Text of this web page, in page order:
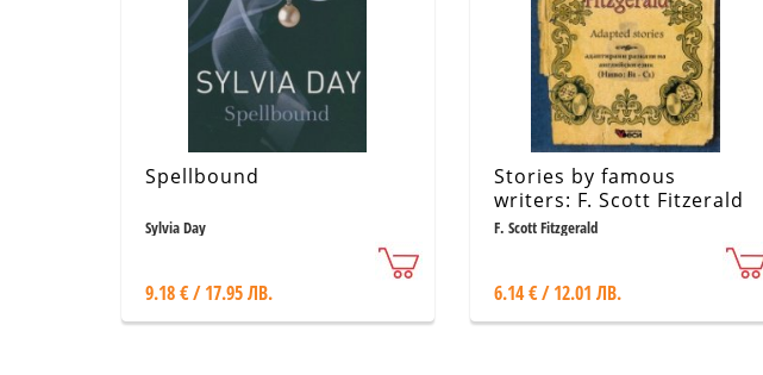
Spellbound
Sylvia Day
9.18 € / 17.95 ЛВ.
Stories by famous
writers: F. Scott Fitzerald
(адаптирани разкази)
F. Scott Fitzgerald
6.14 € / 12.01 ЛВ.